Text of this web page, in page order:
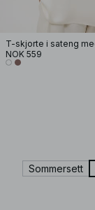
NOK 559
Sommersett